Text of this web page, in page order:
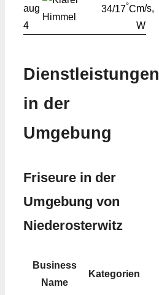
aug
4
34/17°Cm/s,
W
Dienstleistungen
in der
Umgebung
Friseure in der
Umgebung von
Niederosterwitz
Business
Name
Kategorien